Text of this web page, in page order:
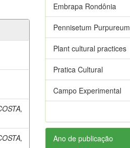
Embrapa Rondônia
Pennisetum Purpureum
Plant cultural practices
Pratica Cultural
Campo Experimental
Ano de publicação